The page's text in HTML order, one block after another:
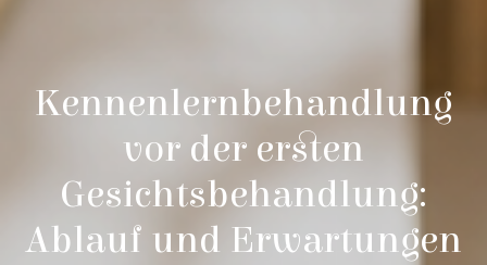
Kennenlernbehandlung
vor der ersten
Gesichtsbehandlung:
Ablauf und Erwartungen